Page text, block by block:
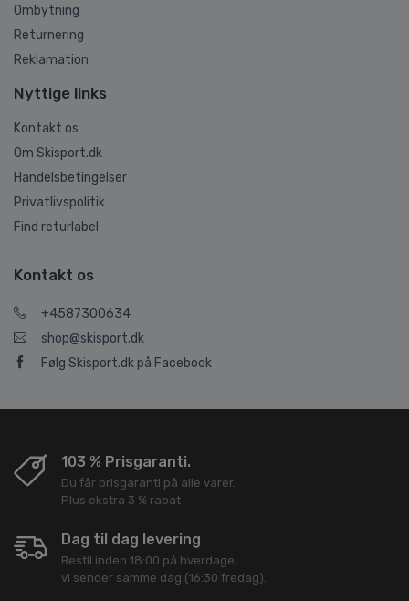
Ombytning
Returnering
Reklamation
Nyttige links
Kontakt os
Om Skisport.dk
Handelsbetingelser
Privatlivspolitik
Find returlabel
Kontakt os
+4587300634
shop@skisport.dk
Følg Skisport.dk på Facebook
103 % Prisgaranti.
Du får prisgaranti på alle varer.
Plus ekstra 3 % rabat
Dag til dag levering
Bestil inden 18:00 på hverdage,
vi sender samme dag (16:30 fredag).